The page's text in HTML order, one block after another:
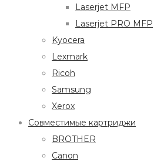
Laserjet MFP
Laserjet PRO MFP
Kyocera
Lexmark
Ricoh
Samsung
Xerox
Совместимые картриджи
BROTHER
Canon